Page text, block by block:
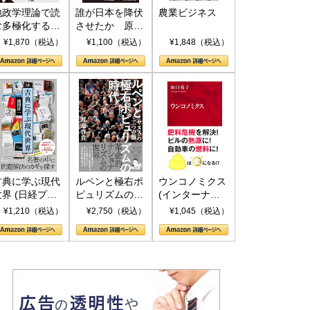
政学理論で読
多極化する世
トランプと
¥1,870（税込）
誰が日本を降伏
させたか 原爆
投下、ソ連参
(PHP新書)
¥1,100（税込）
農業ビジネス
¥1,848（税込）
典に学ぶ現代
界 (日経プレ
アシリーズ)
¥1,210（税込）
ルペンと極右ポ
ピュリズムの時
代：〈ヤヌス〉
¥2,750（税込）
ウンコノミクス
(インターナシ
ョナル新書)
¥1,045（税込）